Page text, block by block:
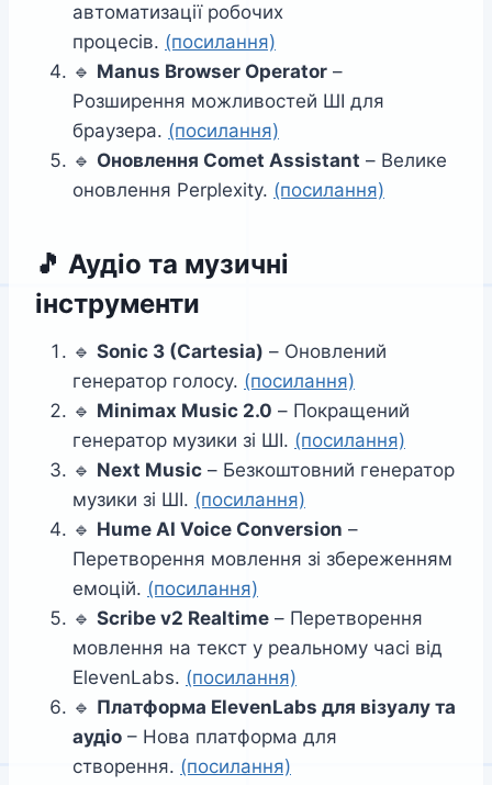
автоматизації робочих
процесів. (посилання)
🔹 Manus Browser Operator –
Розширення можливостей ШІ для
браузера. (посилання)
🔹 Оновлення Comet Assistant – Велике
оновлення Perplexity. (посилання)
🎵 Аудіо та музичні
інструменти
🔹 Sonic 3 (Cartesia) – Оновлений
генератор голосу. (посилання)
🔹 Minimax Music 2.0 – Покращений
генератор музики зі ШІ. (посилання)
🔹 Next Music – Безкоштовний генератор
музики зі ШІ. (посилання)
🔹 Hume AI Voice Conversion –
Перетворення мовлення зі збереженням
емоцій. (посилання)
🔹 Scribe v2 Realtime – Перетворення
мовлення на текст у реальному часі від
ElevenLabs. (посилання)
🔹 Платформа ElevenLabs для візуалу та
аудіо – Нова платформа для
створення. (посилання)